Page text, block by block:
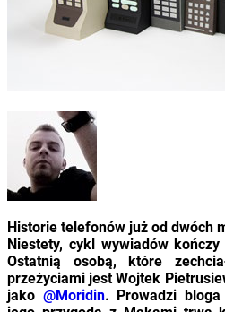
Historie telefonów już od dwóch
Niestety, cykl wywiadów
Ostatnią osobą, które
przeżyciami jest Wojtek
jako @Moridin. Prowadzi bloga